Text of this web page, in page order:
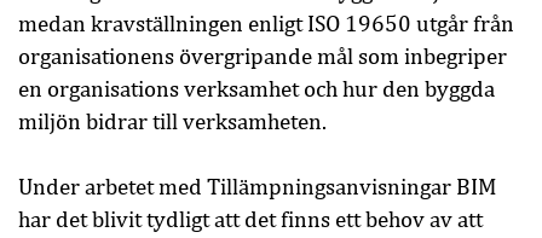
medan kravställningen enligt ISO 19650 utgår från
organisationens övergripande mål som inbegriper
en organisations verksamhet och hur den byggda
miljön bidrar till verksamheten.
Under arbetet med Tillämpningsanvisningar BIM
har det blivit tydligt att det finns ett behov av att